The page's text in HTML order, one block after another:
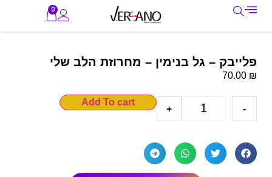
0
פלייבק – גל בנימין – מחרוזת הלב שלי
70.00 ₪
-
+
Add To cart